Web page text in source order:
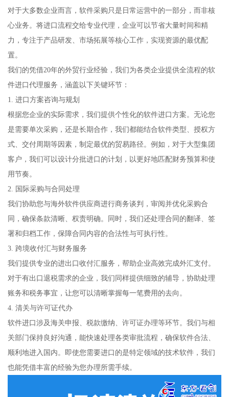
对于大多数企业而言，软件采购只是日常运营中的一部分，而非核
心业务。将进口流程交给专业代理，企业可以节省大量时间和精
力，专注于产品研发、市场拓展等核心工作，实现资源的最优配
置。
我们的凭借20年的外贸行业经验，我们为各类企业提供全流程的软
件进口代理服务，涵盖以下关键环节：
1. 进口方案咨询与规划
根据您企业的实际需求，我们提供个性化的软件进口方案。无论您
是需要单次采购，还是长期合作，我们都能结合软件类型、授权方
式、交付周期等因素，制定最优的贸易路径。例如，对于大型集团
客户，我们可以设计分批进口的计划，以更好地匹配财务预算和使
用节奏。
2. 国际采购与合同处理
我们协助您与海外软件供应商进行商务谈判，审阅并优化采购合
同，确保条款清晰、权责明确。同时，我们还处理合同的翻译、签
署和归档工作，保障合同内容的合法性与可执行性。
3. 跨境收付汇与财务服务
我们提供专业的进出口收付汇服务，帮助企业高效完成外汇支付。
对于有出口退税需求的企业，我们同样提供细致的辅导，协助处理
账务和税务事宜，让您可以清晰掌握每一笔费用的去向。
4. 清关与许可证代办
软件进口涉及海关申报、税款缴纳、许可证办理等环节。我们与相
关部门保持良好沟通，能快速处理各类审批流程，确保软件合法、
顺利地进入国内。即使您需要进口的是特定领域的技术软件，我们
也能凭借丰富的经验为您办理所需手续。